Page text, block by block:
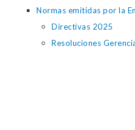
Normas emitidas por la
Directivas 2025
Resoluciones